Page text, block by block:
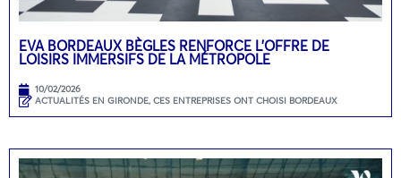
EVA BORDEAUX BÈGLES RENFORCE L’OFFRE DE
LOISIRS IMMERSIFS DE LA MÉTROPOLE
10/02/2026
ACTUALITÉS EN GIRONDE, CES ENTREPRISES ONT CHOISI BORDEAUX